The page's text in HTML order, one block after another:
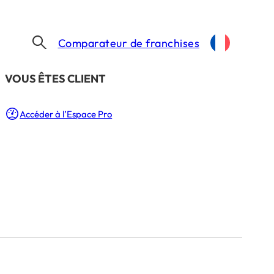
​VOUS ÊTES CLIENT
Accéder à l’Espace Pro
Comparateur de franchises